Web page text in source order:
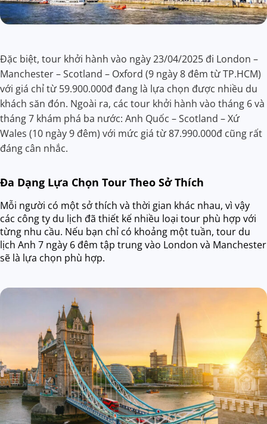
Đặc biệt, tour khởi hành vào ngày 23/04/2025 đi London –
Manchester – Scotland – Oxford (9 ngày 8 đêm từ TP.HCM)
với giá chỉ từ 59.900.000đ đang là lựa chọn được nhiều du
khách săn đón. Ngoài ra, các tour khởi hành vào tháng 6 và
tháng 7 khám phá ba nước: Anh Quốc – Scotland – Xứ
Wales (10 ngày 9 đêm) với mức giá từ 87.990.000đ cũng rất
đáng cân nhắc.
Đa Dạng Lựa Chọn Tour Theo Sở Thích
Mỗi người có một sở thích và thời gian khác nhau, vì vậy
các công ty du lịch đã thiết kế nhiều loại tour phù hợp với
từng nhu cầu. Nếu bạn chỉ có khoảng một tuần, tour du
lịch Anh 7 ngày 6 đêm tập trung vào London và Manchester
sẽ là lựa chọn phù hợp.